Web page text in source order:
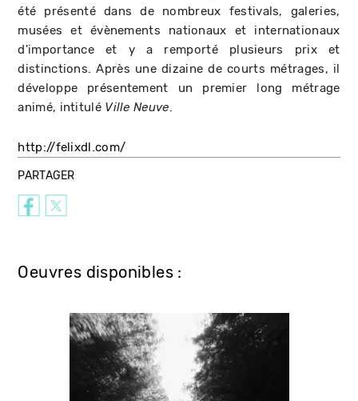
été présenté dans de nombreux festivals, galeries,
musées et évènements nationaux et internationaux
d'importance et y a remporté plusieurs prix et
distinctions. Après une dizaine de courts métrages, il
développe présentement un premier long métrage
animé, intituléVille Neuve.
http://felixdl.com/
PARTAGER
Oeuvres disponibles :